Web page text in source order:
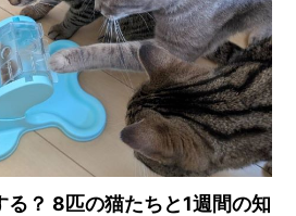
る？ 8匹の猫たちと1週間の知